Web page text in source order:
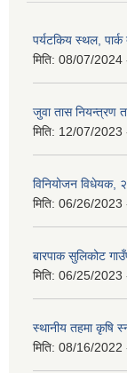
पर्यटकिय स्थल,
मिति: 08/07/2024
जुवा तास नियन्त्रण
मिति: 12/07/2023
विनियोजन विधेयक,
मिति: 06/26/2023
बारपाक सुलिकोट
मिति: 06/25/2023
स्थानीय तहमा कृषि
मिति: 08/16/2022